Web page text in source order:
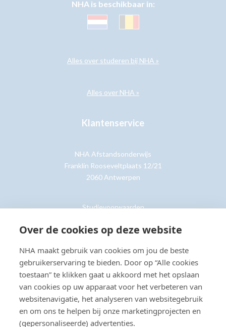
Over de cookies op deze website
NHA maakt gebruik van cookies om jou de beste
gebruikerservaring te bieden. Door op “Alle cookies
toestaan” te klikken gaat u akkoord met het opslaan
van cookies op uw apparaat voor het verbeteren van
websitenavigatie, het analyseren van websitegebruik
en om ons te helpen bij onze marketingprojecten en
(gepersonaliseerde) advertenties.
NHA is beschikbaar in:
Alles over studeren bij NHA »
Alles over NHA »
Klantenservice
NHA Afstandsonderwijs
Franklin Rooseveltplaats 12/21
2060 Antwerpen
Studievoorwaarden
Klantenservice »
© Copyright 2026 NHA Privacy- en cookieverklaring
Sitemap
Toegankelijkheidsverklaring